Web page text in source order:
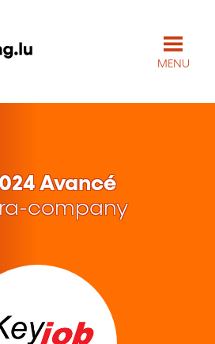
MENU
Avancé
company